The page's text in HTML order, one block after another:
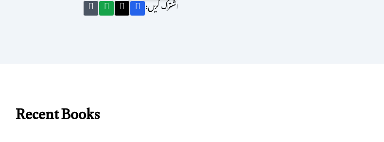
اشتراک کریں:
Recent Books